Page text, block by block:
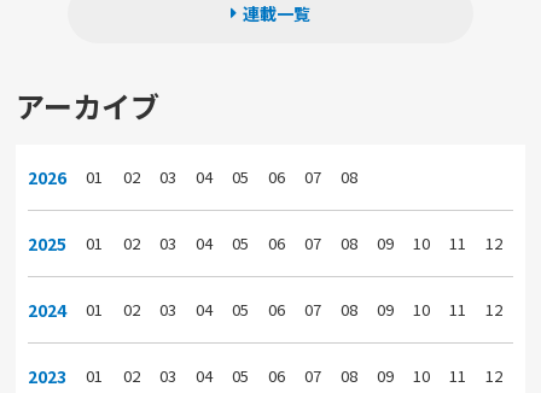
連載一覧
アーカイブ
2026 01 02 03 04 05 06 07 08
2025 01 02 03 04 05 06 07 08 09 10 11 12
2024 01 02 03 04 05 06 07 08 09 10 11 12
2023 01 02 03 04 05 06 07 08 09 10 11 12